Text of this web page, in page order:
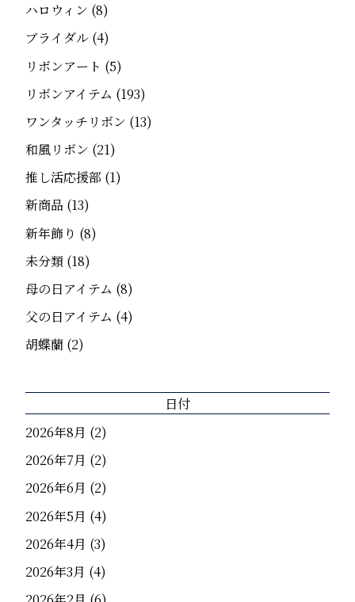
ハロウィン (8)
ブライダル (4)
リボンアート (5)
リボンアイテム (193)
ワンタッチリボン (13)
和風リボン (21)
推し活応援部 (1)
新商品 (13)
新年飾り (8)
未分類 (18)
母の日アイテム (8)
父の日アイテム (4)
胡蝶蘭 (2)
日付
2026年8月 (2)
2026年7月 (2)
2026年6月 (2)
2026年5月 (4)
2026年4月 (3)
2026年3月 (4)